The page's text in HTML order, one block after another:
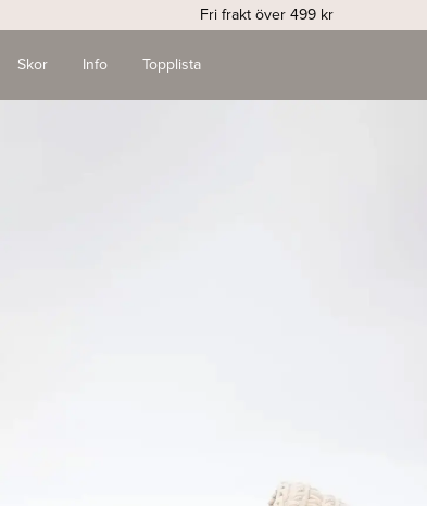
Fri frakt över 499 kr
Skor Info Topplista